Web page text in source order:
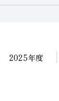
2025年度